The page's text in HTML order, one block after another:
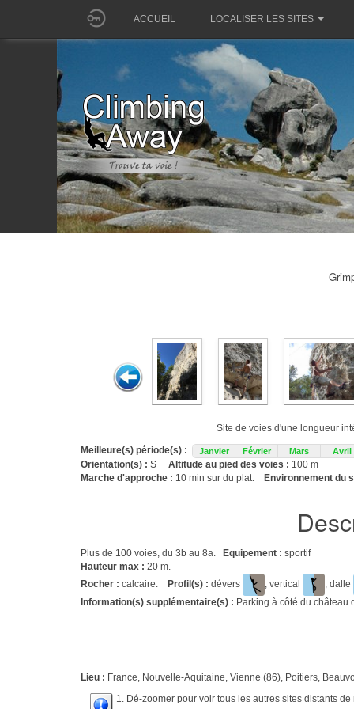
ACCUEIL LOCALISER LES SITES
Site de voies d'une longueur
Meilleure(s) période(s) : Janvier Février Mars Avril
Orientation(s) : S Altitude au pied des voies : 100 m
Marche d'approche : 10 min sur du plat. Environnement du
Plus de 100 voies, du 3b au 8a. Equipement : sportif
Hauteur max : 20 m.
Rocher : calcaire. Profil(s) : dévers , vertical
, dalle
Information(s) supplémentaire(s) : Parking à côté du
Lieu : France, Nouvelle-Aquitaine, Vienne (86), Poitiers,
1. Dé-zoomer pour voir tous les autres sites distants